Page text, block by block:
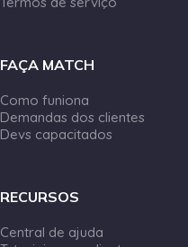
FAÇA MATCH
Como funiona
Demandas dos clientes
Devs capacitados
RECURSOS
Central de ajuda